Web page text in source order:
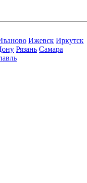
Ижевск Иркутск
Рязань Самара